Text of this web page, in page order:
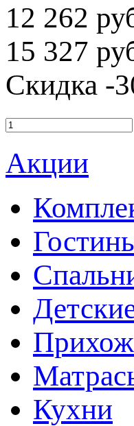
12 262
15 327
Скидка -
Акции
Кухни